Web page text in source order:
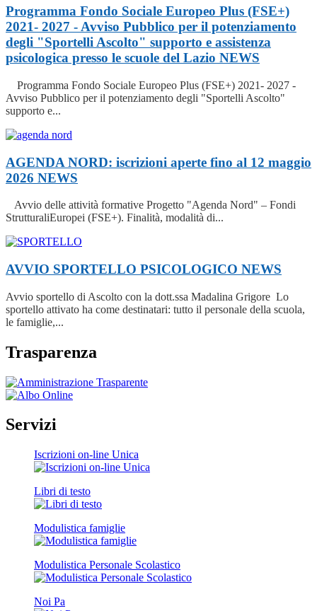
Programma Fondo Sociale Europeo Plus (FSE+)
2021- 2027 - Avviso Pubblico per il potenziamento
degli "Sportelli Ascolto" supporto e assistenza
psicologica presso le scuole del Lazio NEWS
Programma Fondo Sociale Europeo Plus (FSE+) 2021- 2027 -
Avviso Pubblico per il potenziamento degli "Sportelli Ascolto"
supporto e...
AGENDA NORD: iscrizioni aperte fino al 12 maggio
2026 NEWS
Avvio delle attività formative Progetto "Agenda Nord" – Fondi
StrutturaliEuropei (FSE+). Finalità, modalità di...
AVVIO SPORTELLO PSICOLOGICO NEWS
Avvio sportello di Ascolto con la dott.ssa Madalina Grigore Lo
sportello attivato ha come destinatari: tutto il personale della scuola,
le famiglie,...
Trasparenza
Servizi
Iscrizioni on-line Unica
Libri di testo
Modulistica famiglie
Modulistica Personale Scolastico
Noi Pa